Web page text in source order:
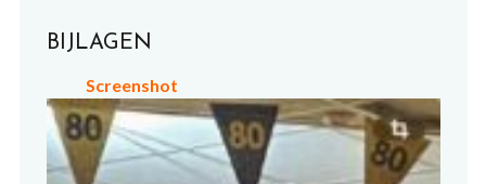
BIJLAGEN
Screenshot